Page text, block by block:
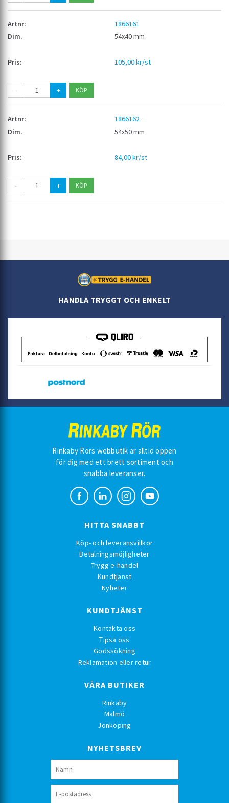
1866161
54x40 mm
105,00 kr/st
- +
1866162
54x50 mm
84,00 kr/st
- +
HANDLA TRYGGT OCH ENKELT
Rinkaby Rörs webbutik är alltid öppen
för dig med ett brett sortiment och
snabba leveranser.
HITTA SNABBT
Köp- och leveransvillkor
Betalningsmöjligheter
Trygg e-handel
Kundtjänst
Nyheter
KUNDTJÄNST
Kontakta oss
Tipsa oss
Godssökning
Reklamation eller retur
VÅRA BUTIKER
Rinkaby
Malmö
Jönköping
NYHETSBREV